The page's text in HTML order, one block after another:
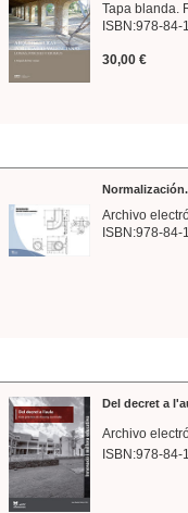
Tapa blanda.
ISBN:978-
30,00 €
Archivo
ISBN:978-84-
Del decret a
Archivo
ISBN:978-84-